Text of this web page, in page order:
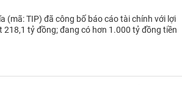
(mã: TIP) đã công bố báo cáo tài chính với lợi
tỷ đồng; đang có hơn 1.000 tỷ đồng tiền